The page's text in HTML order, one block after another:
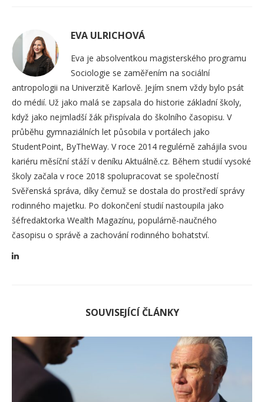
EVA ULRICHOVÁ
Eva je absolventkou magisterského programu
Sociologie se zaměřením na sociální
antropologii na Univerzitě Karlově. Jejím snem vždy bylo psát
do médií. Už jako malá se zapsala do historie základní školy,
když jako nejmladší žák přispívala do školního časopisu. V
průběhu gymnaziálních let působila v portálech jako
StudentPoint, ByTheWay. V roce 2014 regulérně zahájila svou
kariéru měsíční stáží v deníku Aktuálně.cz. Během studií vysoké
školy začala v roce 2018 spolupracovat se společností
Svěřenská správa, díky čemuž se dostala do prostředí správy
rodinného majetku. Po dokončení studií nastoupila jako
šéfredaktorka Wealth Magazínu, populárně-naučného
časopisu o správě a zachování rodinného bohatství.
SOUVISEJÍCÍ ČLÁNKY